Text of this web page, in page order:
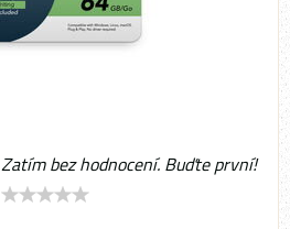
Zatím bez hodnocení. Buďte první!